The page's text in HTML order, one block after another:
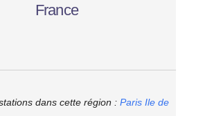
France
dans cette région :Paris Ile de